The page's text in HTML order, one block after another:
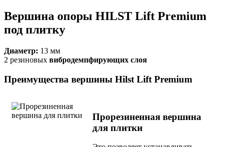
Вершина опоры HILST Lift Premium
под плитку
Диаметр: 13 мм
2 резиновых вибродемпфирующих слоя
Преимущества вершины Hilst Lift Premium
Прорезиненная вершина
для плитки